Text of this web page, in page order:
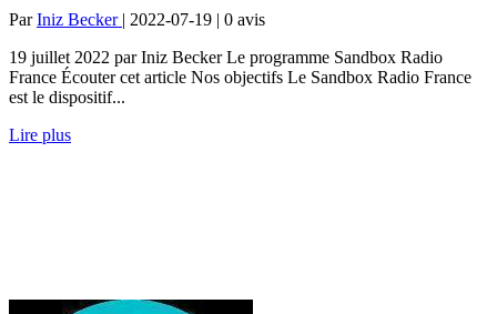
ParIniz Becker | 2022-07-19 | 0 avis
19 juillet 2022 par Iniz Becker Le programme Sandbox Radio
France Écouter cet article Nos objectifs Le Sandbox Radio France
est le dispositif...
Lire plus